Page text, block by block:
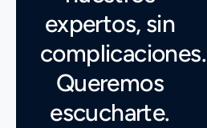
expertos, sin
complicaciones.
Queremos
escucharte.